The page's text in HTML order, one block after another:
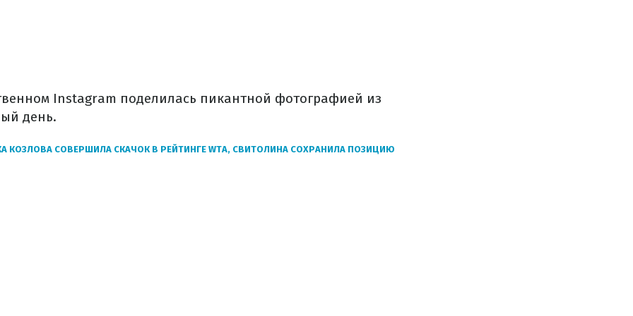
Instagram поделилась пикантной фотографией из
день.
КОЗЛОВА СОВЕРШИЛА СКАЧОК В РЕЙТИНГЕ WTA, СВИТОЛИНА СОХРАНИЛА ПОЗИЦИЮ